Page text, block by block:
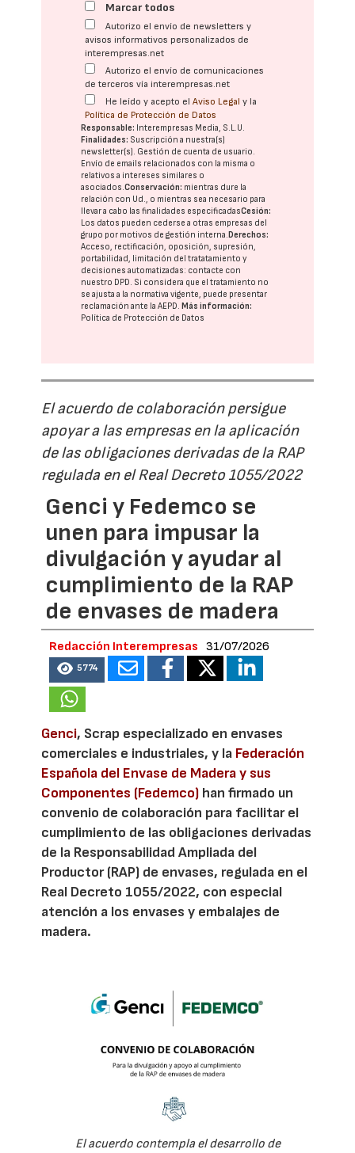
Marcar todos
Autorizo el envío de newsletters y
avisos informativos personalizados de
interempresas.net
Autorizo el envío de comunicaciones
de terceros vía interempresas.net
He leído y acepto elAviso Legal y la
Política de Protección de Datos
Responsable: Interempresas Media, S.L.U.
Finalidades: Suscripción a nuestra(s)
newsletter(s). Gestión de cuenta de usuario.
Envío de emails relacionados con la misma o
relativos a intereses similares o
asociados.Conservación: mientras dure la
relación con Ud., o mientras sea necesario para
llevar a cabo las finalidades especificadasCesión:
Los datos pueden cederse a otras empresas del
grupo por motivos de gestión interna. Derechos:
Acceso, rectificación, oposición, supresión,
portabilidad, limitación del tratatamiento y
decisiones automatizadas: contacte con
nuestro DPD. Si considera que el tratamiento no
se ajusta a la normativa vigente, puede presentar
reclamación ante laAEPD. Más información:
Política de Protección de Datos
El acuerdo de colaboración persigue
apoyar a las empresas en la aplicación
de las obligaciones derivadas de la RAP
regulada en el Real Decreto 1055/2022
Genci y Fedemco se
unen para impusar la
divulgación y ayudar al
cumplimiento de la RAP
de envases de madera
Redacción Interempresas 31/07/2026
5774
Genci, Scrap especializado en envases
comerciales e industriales, y la Federación
Española del Envase de Madera y sus
Componentes (Fedemco) han firmado un
convenio de colaboración para facilitar el
cumplimiento de las obligaciones derivadas
de la Responsabilidad Ampliada del
Productor (RAP) de envases, regulada en el
Real Decreto 1055/2022, con especial
atención a los envases y embalajes de
madera.
El acuerdo contempla el desarrollo de